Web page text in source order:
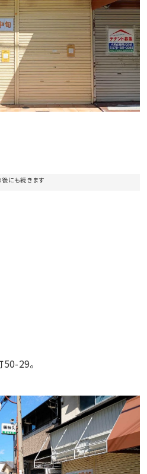
後にも続きます
29。